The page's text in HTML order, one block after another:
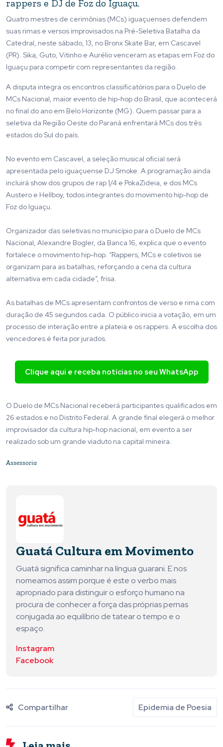
rappers e DJ de Foz do Iguaçu.
Quatro mestres de cerimônias (MCs) iguaçuenses defendem
suas rimas e versos improvisados na Pré-Seletiva Batalha da
Catedral, neste sábado, 13, no Bronx Skate Bar, em Cascavel
(PR). Sika, Guto, Vitinho e Aurélio venceram as etapas em Foz do
Iguaçu para competir com representantes da região.
A disputa integra os encontros classificatórios para o Duelo de
MCs Nacional, maior evento de hip-hop do Brasil, que acontecerá
no final do ano em Belo Horizonte (MG). Quem passar para a
seletiva da Região Oeste do Paraná enfrentará MCs dos três
estados do Sul do país.
No evento em Cascavel, a seleção musical oficial será
apresentada pelo iguaçuense DJ Smoke. A programação ainda
incluirá show dos grupos de rap 1/4 e PokaZideia, e dos MCs
Austero e Hellboy, todos integrantes do movimento hip-hop de
Foz do Iguaçu.
Organizador das seletivas no município para o Duelo de MCs
Nacional, Alexandre Bogler, da Banca 16, explica que o evento
fortalece o movimento hip-hop. “Rappers, MCs e coletivos se
organizam para as batalhas, reforçando a cena da cultura
alternativa em cada cidade”, frisa.
As batalhas de MCs apresentam confrontos de verso e rima com
duração de 45 segundos cada. O público inicia a votação, em um
processo de interação entre a plateia e os rappers. A escolha dos
vencedores é feita por jurados.
Clique aqui e receba notícias no seu WhatsApp
O Duelo de MCs Nacional receberá participantes qualificados em
26 estados e no Distrito Federal. A grande final elegerá o melhor
improvisador da cultura hip-hop nacional, em evento a ser
realizado sob um grande viaduto na capital mineira.
Assessoria
Guatá Cultura em Movimento
Guatá significa caminhar na língua guarani. E nos
nomeamos assim porque é este o verbo mais
apropriado para distinguir o esforço humano na
procura de conhecer a força das próprias pernas
conjugada ao equilíbrio de tatear o tempo e o
espaço.
Instagram
Facebook
Compartilhar Epidemia de Poesia